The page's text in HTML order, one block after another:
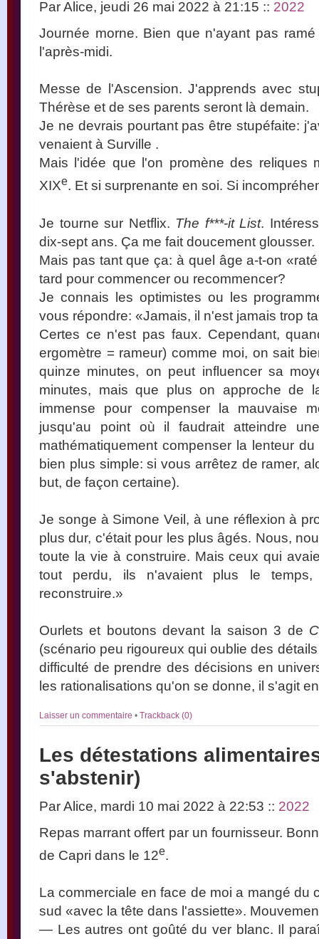
Par Alice, jeudi 26 mai 2022 à 21:15 :: 2022
Journée morne. Bien que n'ayant pas
l'après-midi.
Messe de l'Ascension. J'apprends avec
Thérèse et de ses parents seront là demain.
Je ne devrais pourtant pas être stupéfaite:
venaient à Surville .
Mais l'idée que l'on promène des
XIXe. Et si surprenante en soi. Si
Je tourne sur Netflix. The f***-it List.
dix-sept ans. Ça me fait doucement glousser.
Mais pas tant que ça: à quel âge a-t-on
tard pour commencer ou recommencer?
Je connais les optimistes ou les
vous répondre: «Jamais, il n'est jamais trop
Certes ce n'est pas faux. Cependant,
ergomètre = rameur) comme moi, on sait
quinze minutes, on peut influencer sa
minutes, mais que plus on approche de
immense pour compenser la mauvaise
jusqu'au point où il faudrait atteindre
mathématiquement compenser la lenteur
bien plus simple: si vous arrêtez de ramer,
but, de façon certaine).
Je songe à Simone Veil, à une réflexion à
plus dur, c'était pour les plus âgés. Nous,
toute la vie à construire. Mais ceux qui
tout perdu, ils n'avaient plus le
reconstruire.»
Ourlets et boutons devant la saison 3 de
(scénario peu rigoureux qui oublie des
difficulté de prendre des décisions en
les rationalisations qu'on se donne, il s'agit
Laisser un commentaire • Trackback (0)
Les détestations
s'abstenir)
Par Alice, mardi 10 mai 2022 à 22:53 :: 2022
Repas marrant offert par un fournisseur.
de Capri dans le 12e.
La commerciale en face de moi a mangé du
sud «avec la tête dans l'assiette».
— Les autres ont goûté du ver blanc. Il